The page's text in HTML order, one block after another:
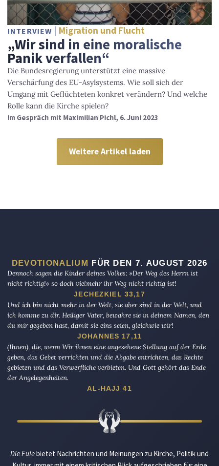
INTERVIEW Migration und Flucht
„Wir sind in eine moralische
Panik verfallen“
Die Bundesregierung unterstützt eine massive
Verschärfung des EU-Asylsystems. Wie soll sich der
Umgang mit Geflüchteten konkret verändern? Und welche
Rolle kann die Kirche spielen?
Im Gespräch mit Maximilian Pichl, 6. Juni 2023
Weitere Artikel laden
DEVOTIONALIUM FÜR DEN 7. AUGUST 2026
Dennoch sagen die Kinder deines Volkes: »Der Weg des Herrn ist
nicht richtig!« so doch vielmehr ihr Weg nicht richtig ist!
JECHEZKIEL 33,17
Und ich bin nicht mehr in der Welt, sie aber sind in der Welt, und
ich komme zu dir. Heiliger Vater, bewahre sie in deinem Namen, den
du mir gegeben hast, damit sie eins seien, gleichwie wir!
JOHANNES 17,11
(Ihnen), die, wenn Wir ihnen eine angesehene Stellung auf der Erde
geben, das Gebet verrichten und die Abgabe entrichten, das Rechte
gebieten und das Verwerfliche verbieten. Und Gott gehört das Ende
der Angelegenheiten.
AL-HAJJ 41
Die Eulebietet Nachrichten und Meinungen zu Kirche, Politik und